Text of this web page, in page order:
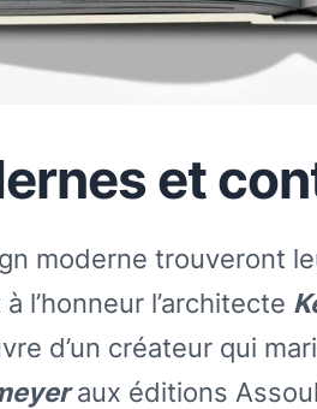
et
moderne trouveront
l’honneur l’architecte
d’un créateur qui
aux éditions